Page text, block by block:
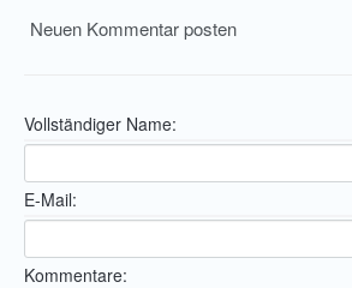
Neuen Kommentar posten
Vollständiger Name:
E-Mail:
Kommentare: